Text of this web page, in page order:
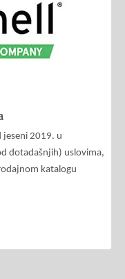
jeseni 2019. u
dotadašnjih) uslovima,
katalogu